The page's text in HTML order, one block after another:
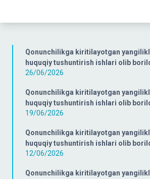
Qonunchilikga kiritilayotgan
huquqiy tushuntirish ishlari olib
26/06/2026
Qonunchilikga kiritilayotgan
huquqiy tushuntirish ishlari olib
19/06/2026
Qonunchilikga kiritilayotgan
huquqiy tushuntirish ishlari olib
12/06/2026
Qonunchilikga kiritilayotgan